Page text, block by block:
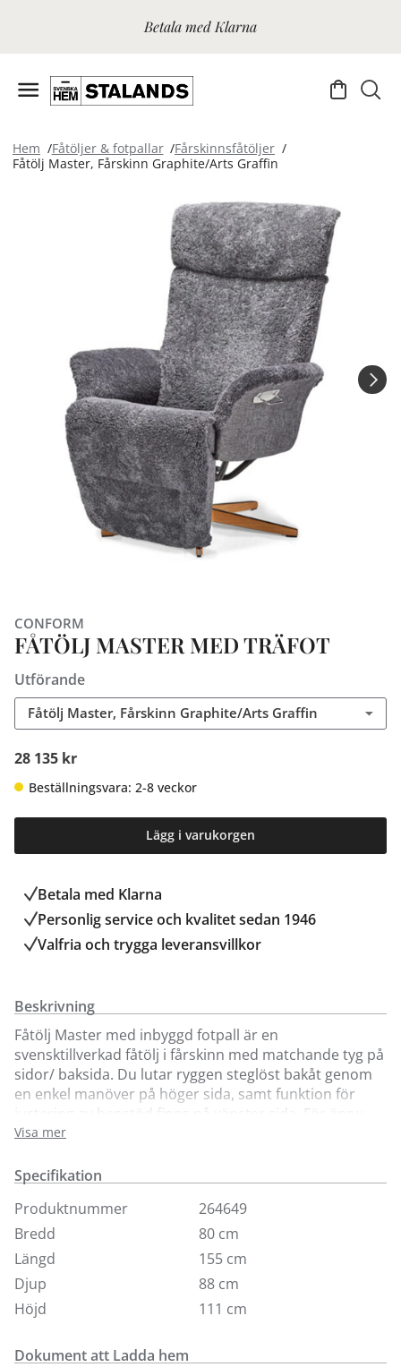
Betala med Klarna
Hem Fåtöljer & fotpallar
Fårskinnsfåtöljer
Fåtölj Master, Fårskinn Graphite/Arts Graffin
CONFORM
FÅTÖLJ MASTER MED TRÄFOT
Utförande
Fåtölj Master, Fårskinn Graphite/Arts Graffin
28 135 kr
Beställningsvara: 2-8 veckor
Lägg i varukorgen
Betala med Klarna
Personlig service och kvalitet sedan 1946
Valfria och trygga leveransvillkor
Beskrivning
Fåtölj Master med inbyggd fotpall är en
svensktillverkad fåtölj i fårskinn med matchande tyg på
sidor/ baksida. Du lutar ryggen steglöst bakåt genom
en enkel manöver på höger sida, samt funktion för
justering av benstöd finns på vänster sida. För ännu
bättre komfort justerar du nackstödet så det passar
Förutom klädseln i fårskinn kan du välja på många
andra tygalternativ i våra butiker.
Visa mer
Specifikation
Produktnummer
264649
Bredd
80 cm
Längd
155 cm
Djup
88 cm
Höjd
111 cm
Dokument att Ladda hem